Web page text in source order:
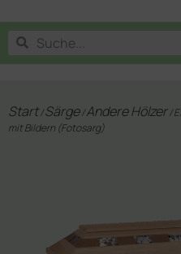
Start/Särge/Andere Hölzer/
mit Bildern (Fotosarg)